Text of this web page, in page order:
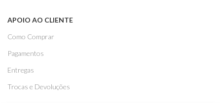
APOIO AO CLIENTE
Como Comprar
Pagamentos
Entregas
Trocas e Devoluções